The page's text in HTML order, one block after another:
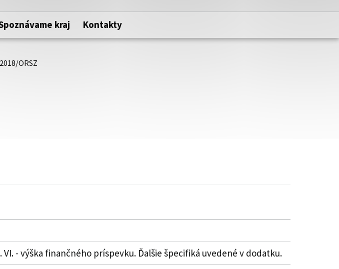
zabezpečenú webovú stránku. Zabezpečená stránka vždy začína
https:// pred názvom domény webového sídla.
kraj Kontakty
ORSZ
- výška finančného príspevku. Ďalšie špecifiká uvedené v dodatku.